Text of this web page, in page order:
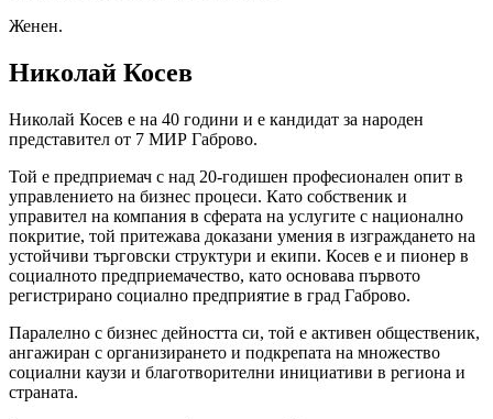
Женен.
Николай Косев
Николай Косев е на 40 години и е кандидат за народен
представител от 7 МИР Габрово.
Той е предприемач с над 20-годишен професионален опит в
управлението на бизнес процеси. Като собственик и
управител на компания в сферата на услугите с национално
покритие, той притежава доказани умения в изграждането на
устойчиви търговски структури и екипи. Косев е и пионер в
социалното предприемачество, като основава първото
регистрирано социално предприятие в град Габрово.
Паралелно с бизнес дейността си, той е активен общественик,
ангажиран с организирането и подкрепата на множество
социални каузи и благотворителни инициативи в региона и
страната.